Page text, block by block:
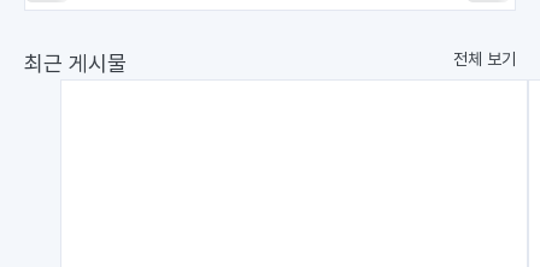
최근 게시물 전체 보기